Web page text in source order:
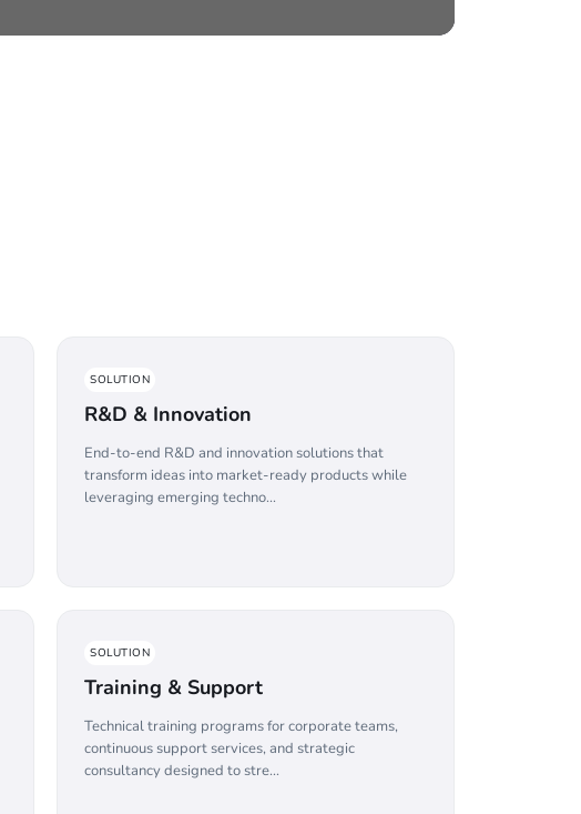
SOLUTION
R&D & Innovation
End-to-end R&D and innovation solutions that
transform ideas into market-ready products while
leveraging emerging techno...
SOLUTION
Training & Support
Technical training programs for corporate teams,
continuous support services, and strategic
consultancy designed to stre...